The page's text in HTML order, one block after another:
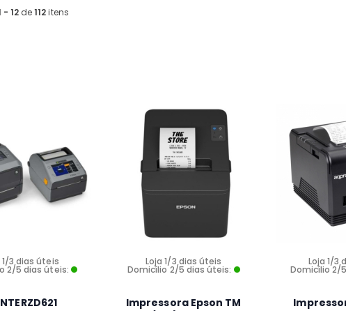
- 12de112itens
1/3 dias úteis
2/5 dias úteis:
Loja 1/3 dias úteis
Domicílio 2/5 dias úteis:
Impressora Epson TM
Loja 1/3
Domicílio 2/